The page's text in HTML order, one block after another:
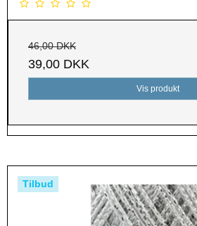
46,00 DKK
39,00 DKK
Vis produkt
Tilbud